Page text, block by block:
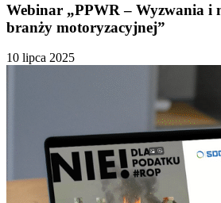
Webinar „PPWR – Wyzwania i
branży motoryzacyjnej”
10 lipca 2025